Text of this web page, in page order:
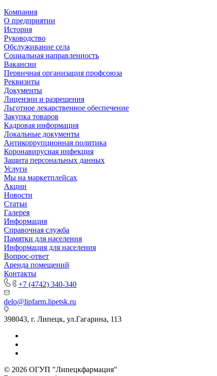
Компания
О предприятии
История
Руководство
Обслуживание села
Социальная направленность
Вакансии
Первичная организация профсоюза
Реквизиты
Документы
Лицензии и разрешения
Льготное лекарственное обеспечение
Закупка товаров
Кадровая информация
Локальные документы
Антикоррупционная политика
Коронавирусная инфекция
Защита персональных данных
Услуги
Мы на маркетплейсах
Акции
Новости
Статьи
Галерея
Информация
Справочная служба
Памятки для населения
Информация для населения
Вопрос-ответ
Аренда помещений
Контакты
+7 (4742) 340-340
delo@lipfarm.lipetsk.ru
398043, г. Липецк, ул.Гагарина, 113
© 2026 ОГУП "Липецкфармация"